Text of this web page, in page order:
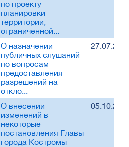
по проекту
планировки
территории,
ограниченной...
О назначении
публичных слушаний
по вопросам
предоставления
разрешений на
откло...
О внесении
изменений в
некоторые
постановления Главы
города Костромы